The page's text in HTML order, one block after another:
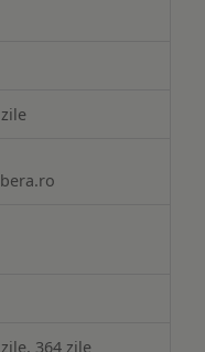
364 zile